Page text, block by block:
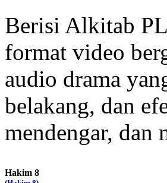
Berisi Alkitab
format video
audio drama
belakang, dan
mendengar, dan
Hakim 8